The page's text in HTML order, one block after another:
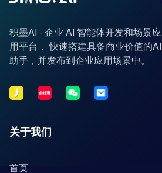
积墨AI - 企业 AI 智能体开发和场景应
用平台， 快速搭建具备商业价值的AI
助手，并发布到企业应用场景中。
关于我们
首页